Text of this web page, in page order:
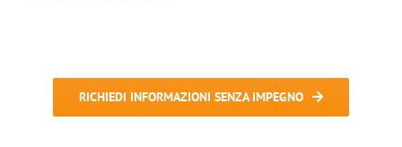
RICHIEDI INFORMAZIONI SENZA IMPEGNO